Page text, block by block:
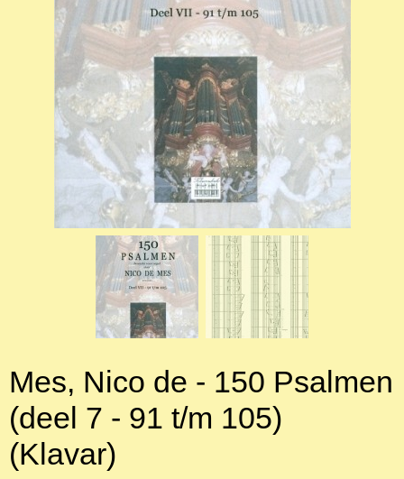
Mes, Nico de - 150 Psalmen
(deel 7 - 91 t/m 105)
(Klavar)